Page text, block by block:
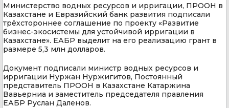
Министерство водных ресурсов и ирригации, ПРООН в
Казахстане и Евразийский банк развития подписали
трёхстороннее соглашение по проекту «Развитие
бизнес-экосистемы для устойчивой ирригации в
Казахстане». ЕАБР выделит на его реализацию грант в
размере 5,3 млн долларов.
Документ подписали министр водных ресурсов и
ирригации Нуржан Нуржигитов, Постоянный
представитель ПРООН в Казахстане Катаржина
Вавьерниа и заместитель председателя правления
ЕАБР Руслан Даленов.